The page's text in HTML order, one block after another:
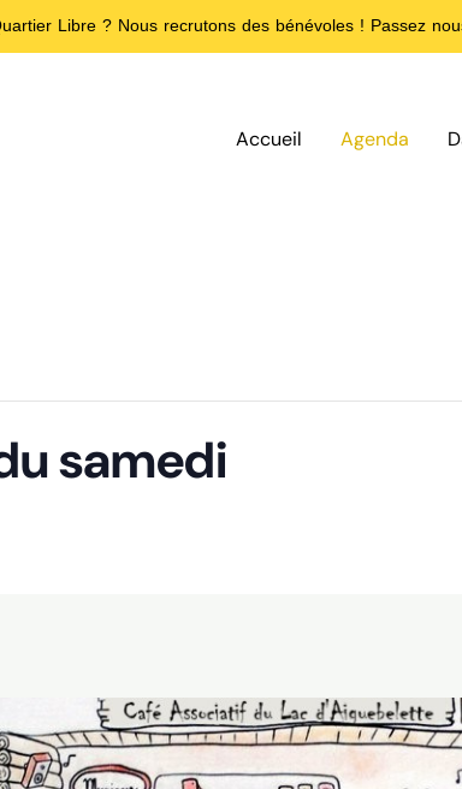
Libre ? Nous recrutons des bénévoles ! Passez
Accueil Agenda
samedi